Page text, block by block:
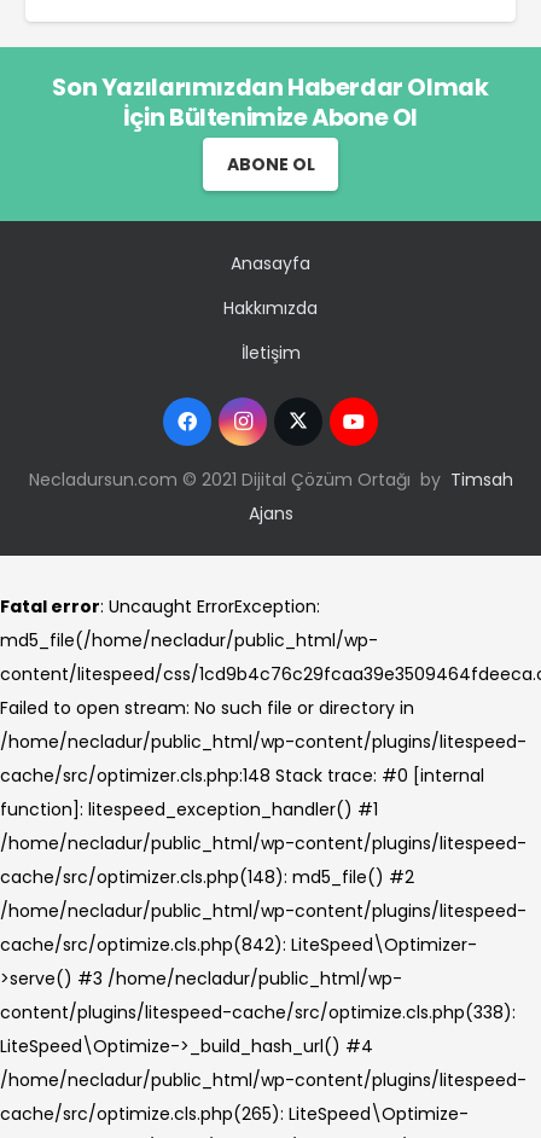
Son Yazılarımızdan Haberdar Olmak
İçin Bültenimize Abone Ol
ABONE OL
Anasayfa
Hakkımızda
İletişim
Necladursun.com © 2021 Dijital Çözüm Ortağı by Timsah
Ajans
Fatal error: Uncaught ErrorException:
md5_file(/home/necladur/public_html/wp-
content/litespeed/css/
Failed to open stream: No such file or directory in
/home/necladur/public_html/wp-content/plugins/litespeed-
cache/src/optimizer.cls.php:148 Stack trace: #0 [internal
function]: litespeed_exception_handler() #1
/home/necladur/public_html/wp-content/plugins/litespeed-
cache/src/optimizer.cls.php(148): md5_file() #2
/home/necladur/public_html/wp-content/plugins/litespeed-
cache/src/optimize.cls.php(842): LiteSpeed\Optimizer-
>serve() #3 /home/necladur/public_html/wp-
content/plugins/litespeed-cache/src/optimize.cls.php(338):
LiteSpeed\Optimize->_build_hash_url() #4
/home/necladur/public_html/wp-content/plugins/litespeed-
cache/src/optimize.cls.php(265): LiteSpeed\Optimize-